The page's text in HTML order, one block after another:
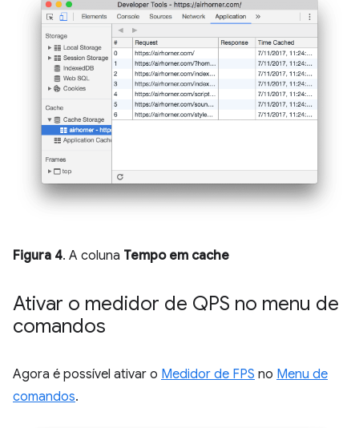
Figura 4. A coluna Tempo em cache
Ativar o medidor de QPS no menu de
comandos
Agora é possível ativar o Medidor de FPS no Menu de
comandos.